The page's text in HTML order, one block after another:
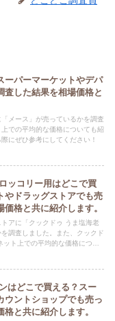
ーパーマーケットやデパ
査した結果を相場価格と
メース」が売っているかを調査
での平均的な価格についても紹
にぜひ参考にしてください！
ッコリー用はどこで買
やドラッグストアでも売
格と共に紹介します。
アに「クックドゥ うま塩海老
調査しました。また、クックド
ット上での平均的な価格につい
はどこで買える？スー
ウントショップでも売っ
と共に紹介します。